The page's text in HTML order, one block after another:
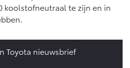
koolstofneutraal te zijn en in
Toyota nieuwsbrief